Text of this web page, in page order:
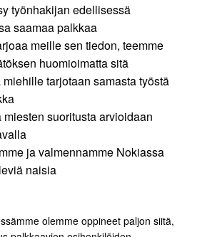
työnhakijan edellisessä
saamaa palkkaa
meille sen tiedon, teemme
huomioimatta sitä
tarjotaan samasta työstä
miesten suoritusta arvioidaan
ja valmennamme Nokiassa
naisia
olemme oppineet paljon siitä,